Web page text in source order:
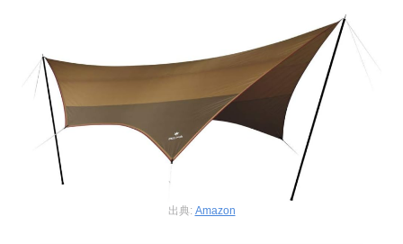
出典: Amazon